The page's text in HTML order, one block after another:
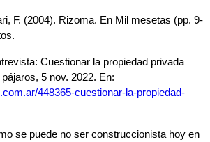
F. (2004). Rizoma. En Mil mesetas (pp. 9-
Cuestionar la propiedad privada
448365-cuestionar-la-propiedad-
se puede no ser construccionista hoy en